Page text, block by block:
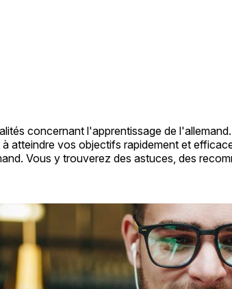
concernant l'apprentissage de
atteindre vos objectifs rapidement et
Vous y trouverez des astuces, des